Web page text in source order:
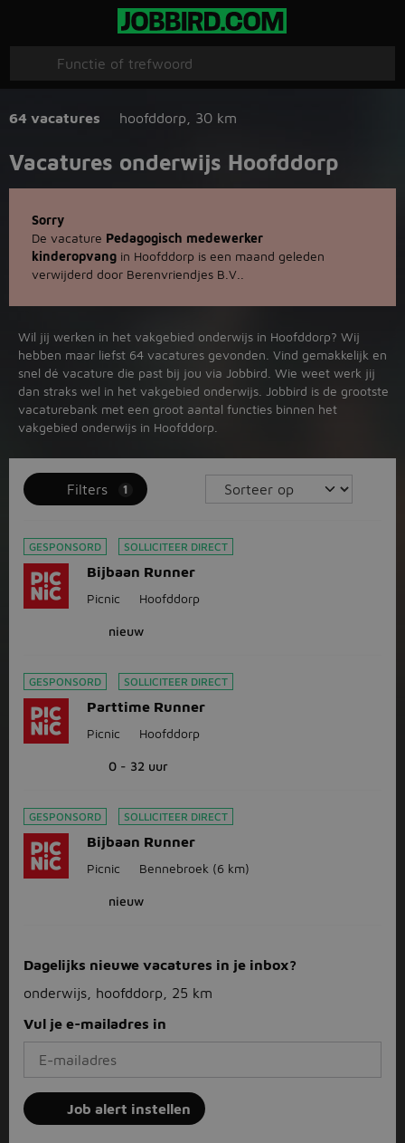
64 vacatures hoofddorp 30 km
Vacatures onderwijs Hoofddorp
Sorry
De vacature Pedagogisch medewerker
kinderopvang in Hoofddorp is een maand geleden
verwijderd door Berenvriendjes B.V..
Wil jij werken in het vakgebied onderwijs in Hoofddorp? Wij
hebben maar liefst 64 vacatures gevonden. Vind gemakkelijk en
snel dé vacature die past bij jou via Jobbird. Wie weet werk jij
dan straks wel in het vakgebied onderwijs. Jobbird is de grootste
vacaturebank met een groot aantal functies binnen het
vakgebied onderwijs in Hoofddorp.
Filters 1
GESPONSORD SOLLICITEER DIRECT
Bijbaan Runner
Picnic Hoofddorp
nieuw
GESPONSORD SOLLICITEER DIRECT
Parttime Runner
Picnic Hoofddorp
0 - 32 uur
GESPONSORD SOLLICITEER DIRECT
Bijbaan Runner
Picnic Bennebroek (6 km)
nieuw
Dagelijks nieuwe vacatures in je inbox?
onderwijs, hoofddorp, 25 km
Vul je e-mailadres in
Job alert instellen